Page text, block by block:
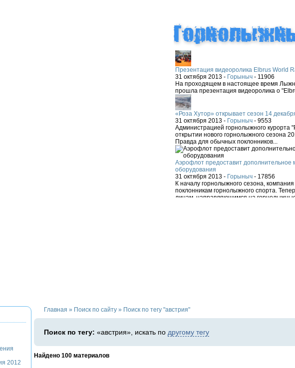
Презентация видеоролика Elbrus World
31 октября 2013 - Горыныч - 11906
На проходящем в настоящее время
прошла презентация видеоролика о
«Роза Хутор» открывает сезон 14
31 октября 2013 - Горыныч - 9553
Администрацией горнолыжного курорта
открытии нового горнолыжного сезона
Правда для обычных поклонников...
Аэрофлот предоставит дополнительное
оборудования
31 октября 2013 - Горыныч - 17856
К началу горнолыжного сезона,
поклонникам горнолыжного спорта.
лицам, направляющимся на
2012
Главная » Поиск по сайту » Поиск по тегу "австрия"
Поиск по тегу: «австрия», искать по другому тегу
Найдено 100 материалов